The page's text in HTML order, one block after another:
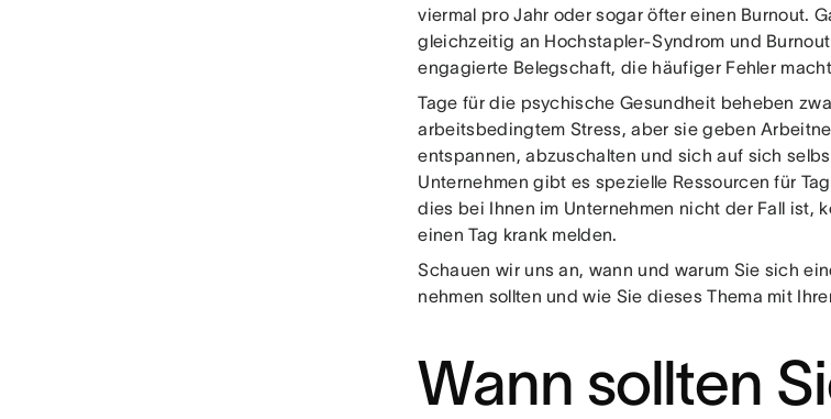
viermal pro Jahr oder sogar öfter einen Burnout.
gleichzeitig an Hochstapler-Syndrom und
engagierte Belegschaft, die häufiger Fehler
Tage für die psychische Gesundheit beheben
arbeitsbedingtem Stress, aber sie geben
entspannen, abzuschalten und sich auf sich
Unternehmen gibt es spezielle Ressourcen für
dies bei Ihnen im Unternehmen nicht der Fall ist,
einen Tag krank melden.
Schauen wir uns an, wann und warum Sie sich
nehmen sollten und wie Sie dieses Thema mit
Wann sollten